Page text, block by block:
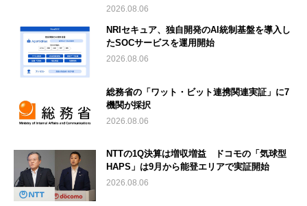
2026.08.06
NRIセキュア、独自開発のAI統制基盤を導入し
たSOCサービスを運用開始
2026.08.06
総務省の「ワット・ビット連携関連実証」に7
機関が採択
2026.08.06
NTTの1Q決算は増収増益 ドコモの「気球型
HAPS」は9月から能登エリアで実証開始
2026.08.06